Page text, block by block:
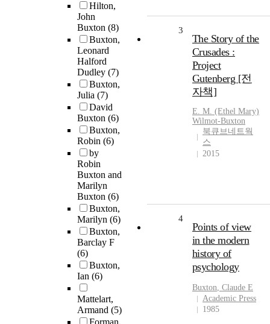
Hilton,
John
Buxton (8)
Buxton,
Leonard
Halford
Dudley (7)
Buxton,
Julia (7)
David
Buxton (6)
Buxton,
Robin (6)
by
Robin
Buxton and
Marilyn
Buxton (6)
Buxton,
Marilyn (6)
Buxton,
Barclay F
(6)
Buxton,
Ian (6)
Mattelart,
Armand (5)
3
The Story of the
Crusades :
Project
Gutenberg [전
자책]
E. M. (Ethel Mary)
Wilmot-Buxton
북큐브네트웍
스
2015
4
Points of view
in the modern
history of
psychology
Buxton, Claude E
Academic Press
1985